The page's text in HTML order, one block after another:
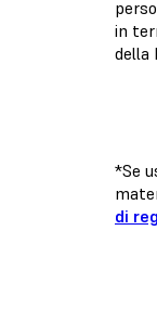
in
della
*Se
di